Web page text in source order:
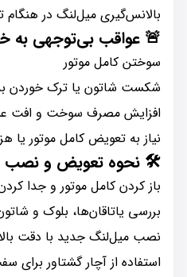
بالانس‌گیری میل‌لنگ در هنگام
🚨 عواقب بی‌توجهی به
سوختن کامل موتور
شکست شاتون یا ترک خوردن
افزایش مصرف سوخت و افت
نیاز به تعویض کامل موتور یا
🛠️ نحوه تعویض و نصب
باز کردن کامل موتور و جدا
بررسی یاتاقان‌ها، بلوک و
نصب میل‌لنگ جدید با دقت
استفاده از آچار گشتاور برای